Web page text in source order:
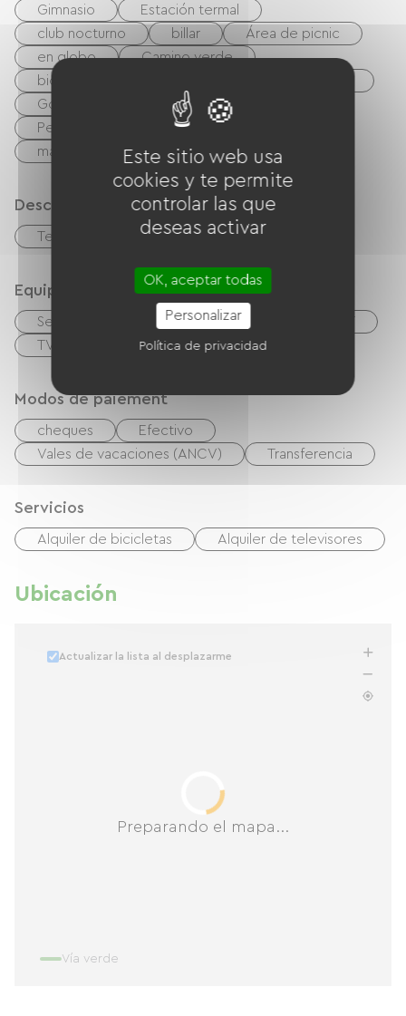
encuentra a unos 40 minutos de nuestra casa.
Gimnasio
Estación termal
club nocturno
billar
Área de picnic
en globo
Camino verde
bicicleta de montaña
Golf
Equitación
Senderismo
Pesca
Cuerpo de agua
mar
Descripción
Terreno privado cercado Terraza
Equipos
Secador de pelo Salón de jardín
TNT
TV
Wifi gratuito
Modos de paiement
cheques
Efectivo
Vales de vacaciones (ANCV)
Transferencia
Servicios
Alquiler de bicicletas Alquiler de televisores
Ubicación
Preparando el mapa...
Actualizar la lista al desplazarme
Vía verde
Este sitio web usa
cookies y te permite
controlar las que
deseas activar
OK, aceptar todas
Personalizar
Política de privacidad